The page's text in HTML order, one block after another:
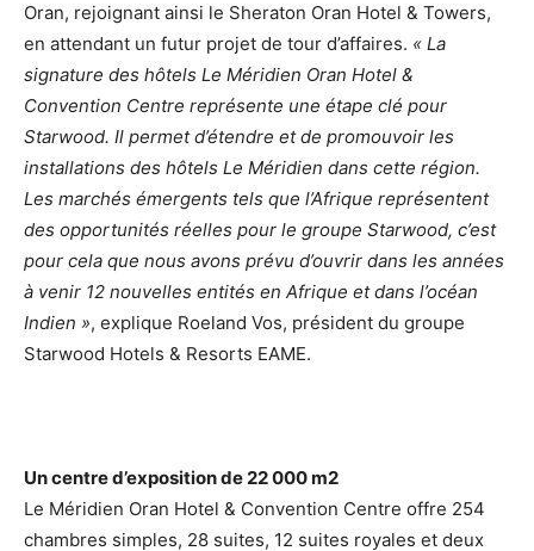
Oran, rejoignant ainsi le Sheraton Oran Hotel & Towers,
en attendant un futur projet de tour d’affaires. « La
signature des hôtels Le Méridien Oran Hotel &
Convention Centre représente une étape clé pour
Starwood. Il permet d’étendre et de promouvoir les
installations des hôtels Le Méridien dans cette région.
Les marchés émergents tels que l’Afrique représentent
des opportunités réelles pour le groupe Starwood, c’est
pour cela que nous avons prévu d’ouvrir dans les années
à venir 12 nouvelles entités en Afrique et dans l’océan
Indien », explique Roeland Vos, président du groupe
Starwood Hotels & Resorts EAME.
Un centre d’exposition de 22 000 m2
Le Méridien Oran Hotel & Convention Centre offre 254
chambres simples, 28 suites, 12 suites royales et deux